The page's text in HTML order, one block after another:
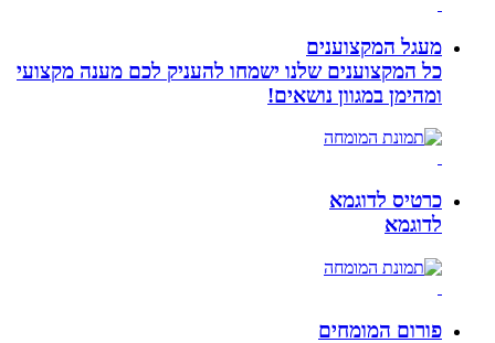
מעגל המקצוענים
כל המקצוענים שלנו ישמחו להעניק לכם מענה מקצועי
ומהימן במגוון נושאים!
כרטיס לדוגמא
לדוגמא
פורום המומחים